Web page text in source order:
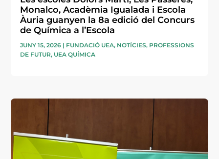
Monalco, Acadèmia Igualada i Escola
Àuria guanyen la 8a edició del Concurs
de Química a l’Escola
JUNY 15, 2026 | FUNDACIÓ UEA, NOTÍCIES, PROFESSIONS
DE FUTUR, UEA QUÍMICA